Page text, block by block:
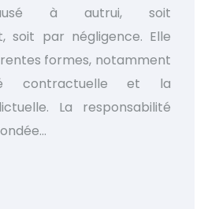
à autrui, soit
soit par négligence. Elle
formes, notamment
contractuelle et la
La responsabilité